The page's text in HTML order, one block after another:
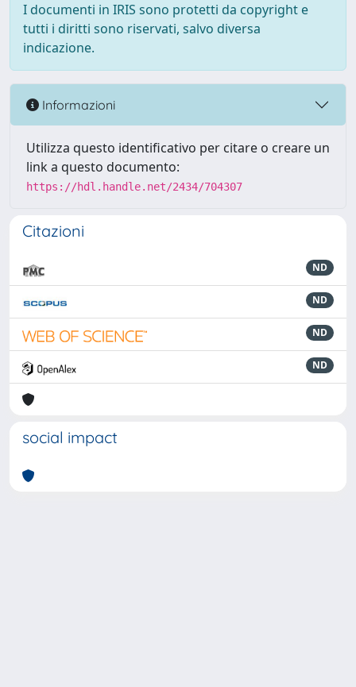
I documenti in IRIS sono protetti da copyright e
tutti i diritti sono riservati, salvo diversa
indicazione.
Informazioni
Utilizza questo identificativo per citare o creare un
link a questo documento:
https://hdl.handle.net/2434/704307
Citazioni
ND
ND
ND
ND
social impact